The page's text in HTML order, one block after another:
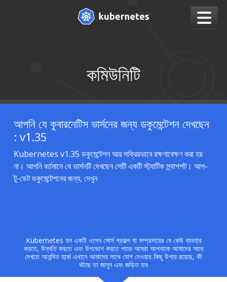
কমিউনিটি
আপনি যে কুবারনেটিস ভার্সনের জন্য ডকুমেন্টেশন দেখছেন
: v1.35
Kubernetes v1.35 ডকুমেন্টেশন আর সক্রিয়ভাবে রক্ষণাবেক্ষণ করা হয়
না। আপনি বর্তমানে যে ভার্সনটি দেখছেন সেটি একটি স্ট্যাটিক স্ন্যাপশট। আপ-
টু-ডেট ডকুমেন্টেশনের জন্য, দেখুন
Kubernetes হল একটি ওপেন সোর্স প্রকল্প যা সম্প্রদায়ের যে কেউ ব্যবহার
করতে, উন্নতি করতে এবং উপভোগ করতে পারে৷ আমরা আপনাকে আমাদের সাথে
দেখতে আনন্দিত হবে! এখানে আমাদের সাথে যোগ দেওয়ার কিছু উপায় রয়েছে, কী
ঘটছে তা জানুন এবং জড়িত হন৷